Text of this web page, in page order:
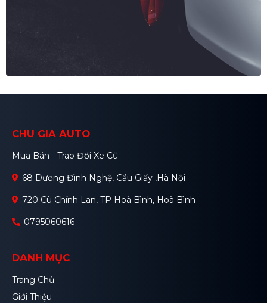
CHU GIA AUTO
Mua Bán - Trao Đổi Xe Cũ
68 Dương Đình Nghệ, Cầu Giấy ,Hà Nội
720 Cù Chính Lan, TP Hoà Bình, Hoà Bình
0795060616
DANH MỤC
Trang Chủ
Giới Thiệu